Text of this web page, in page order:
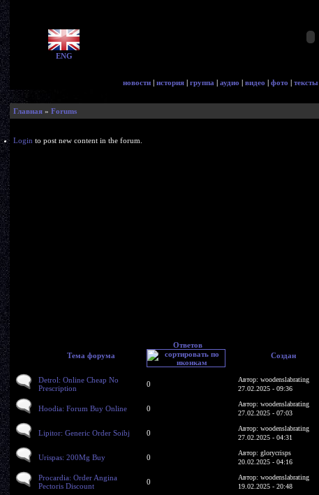
ENG
новости | история | группа | аудио | видео | фото | тексты
Главная » Forums
Login to post new content in the forum.
Тема форума
Ответов
Создан
Detrol: Online Cheap No
Prescription
0
Автор: woodenslabrating
27.02.2025 - 09:36
Hoodia: Forum Buy Online 0
Автор: woodenslabrating
27.02.2025 - 07:03
Lipitor: Generic Order Soibj 0
Автор: woodenslabrating
27.02.2025 - 04:31
Urispas: 200Mg Buy 0
Автор: glorycrisps
20.02.2025 - 04:16
Procardia: Order Angina
Pectoris Discount
0
Автор: woodenslabrating
19.02.2025 - 20:48